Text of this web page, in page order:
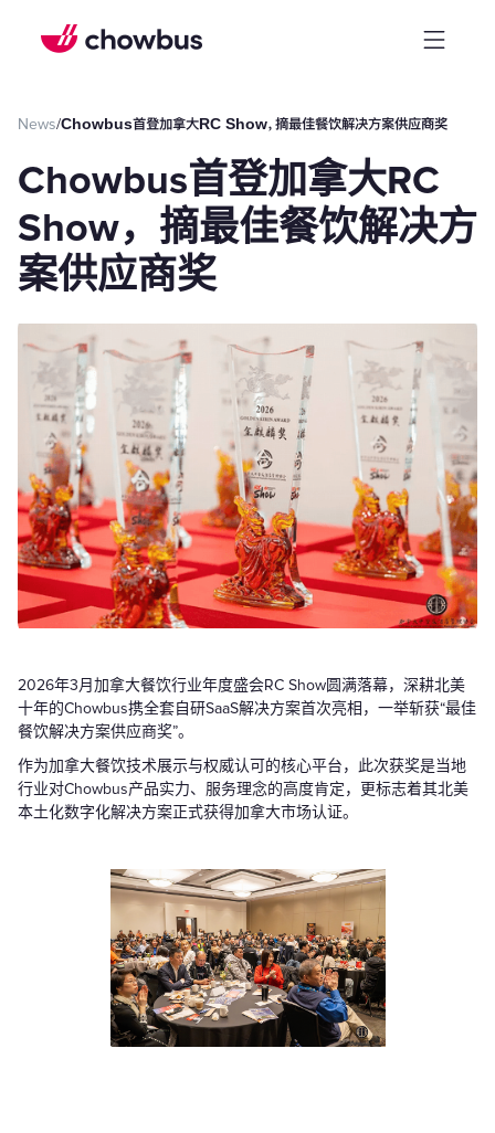
News/Chowbus首登加拿大RC Show，摘最佳餐饮解决方案供应商奖
Chowbus首登加拿大RC
Show，摘最佳餐饮解决方
案供应商奖
2026年3月加拿大餐饮行业年度盛会RC Show圆满落幕，深耕北美
十年的Chowbus携全套自研SaaS解决方案首次亮相，一举斩获“最佳
餐饮解决方案供应商奖”。
作为加拿大餐饮技术展示与权威认可的核心平台，此次获奖是当地
行业对Chowbus产品实力、服务理念的高度肯定，更标志着其北美
本土化数字化解决方案正式获得加拿大市场认证。